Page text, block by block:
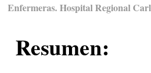
Enfermeras. Hospital Regional
Resumen: